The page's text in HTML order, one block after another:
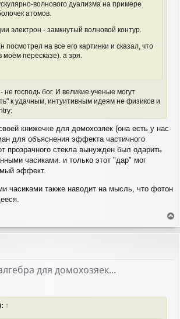
волнового дуализма на примере
атомов.
электрон - замкнутый волновой контур.
посмотрел на все его картинки и сказал, что
моём пересказе). а зря.
господь бог. И великие ученые могут
к удачным, интуитивным идеям не физиков и
книжечке для домохозяек (она есть у нас
для объяснения эффекта частичного
прозрачного стекла вынужден был одарить
часиками. и только этот "дар" мог
эффект.
часиками также наводит на мысль, что фотон
р
для домохозяек...
↑